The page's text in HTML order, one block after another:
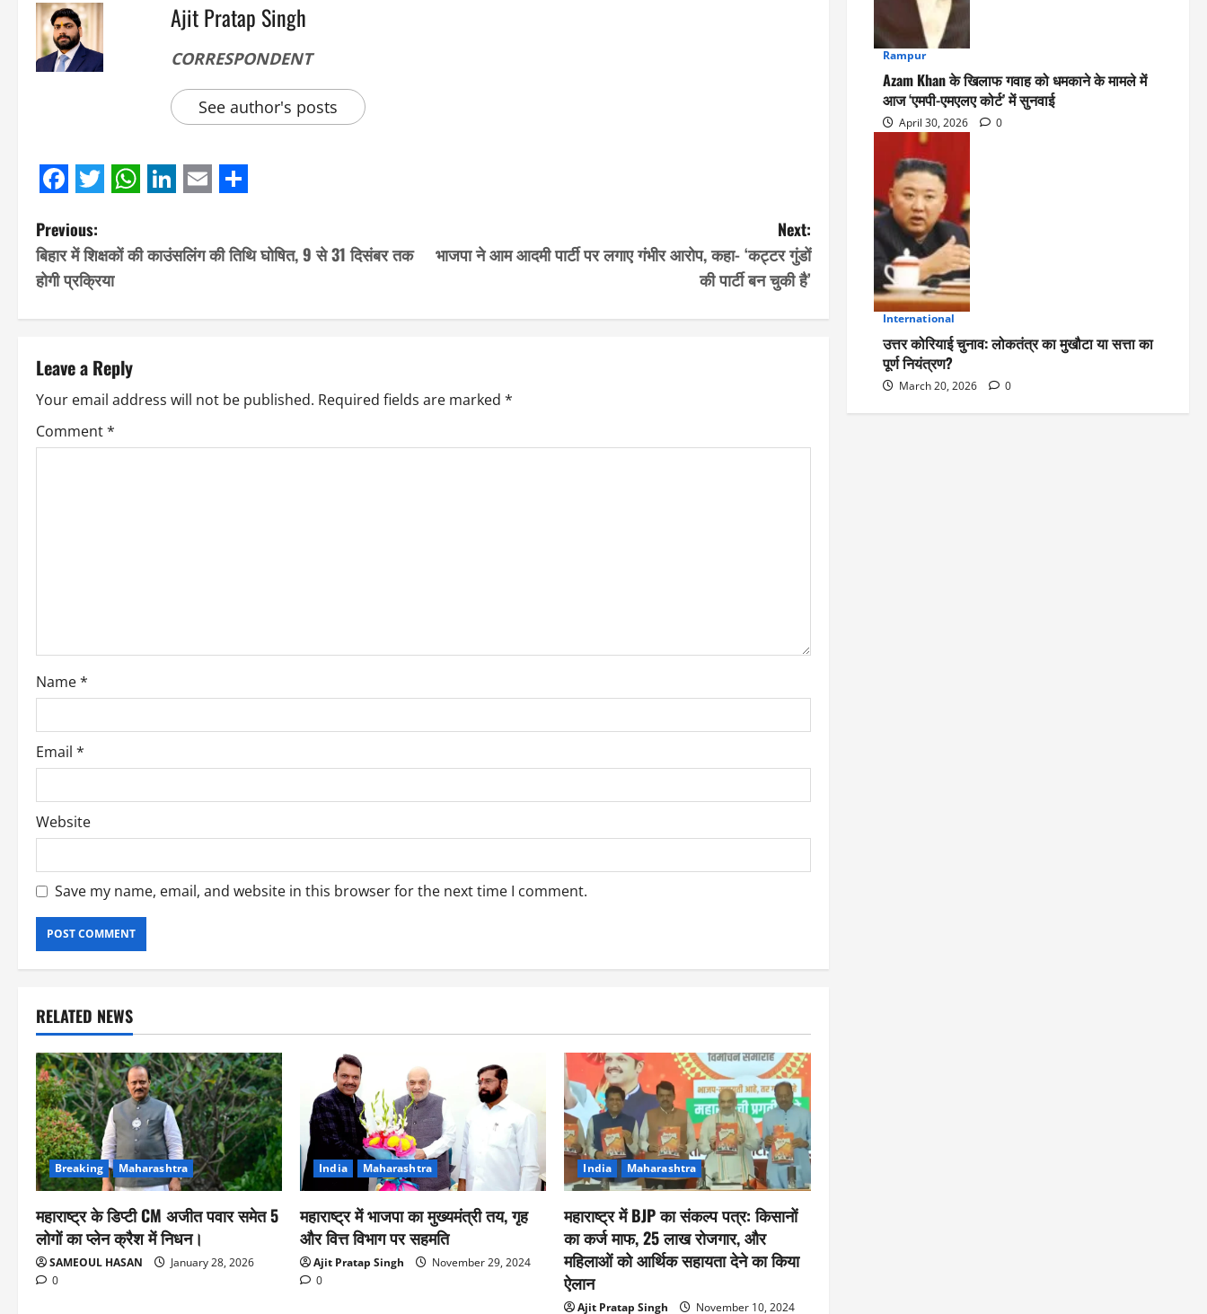
Ajit Pratap Singh
CORRESPONDENT
See author's posts
Facebook
Twitter
WhatsApp
LinkedIn
EmailShare
P
o
s
n
a
v
i
o
n
Previous:
बिहार में शिक्षकों की काउंसलिंग की तिथि घोषित, 9 से 31 दिसंबर तक
होगी प्रक्रिया
Next:
भाजपा ने आम आदमी पार्टी पर लगाए गंभीर आरोप, कहा- ‘कट्टर गुंडों
की पार्टी बन चुकी है’
Leave a Reply
Your email address will not be published. Required fields are marked *
Comment*
Name*
Email *
Website
Save my name, email, and website in this browser for the next time I comment.
RELATED NEWS
Breaking Maharashtra
महाराष्ट्र के डिप्टी CM अजीत पवार समेत 5
लोगों का प्लेन क्रैश में निधन।
SAMEOUL HASAN
January 28, 2026
0
India Maharashtra
महाराष्ट्र में भाजपा का मुख्यमंत्री तय, गृह
और वित्त विभाग पर सहमति
Ajit Pratap Singh
November 29, 2024
0
India Maharashtra
महाराष्ट्र में BJP का संकल्प पत्र: किसानों
का कर्ज माफ, 25 लाख रोजगार, और
महिलाओं को आर्थिक सहायता देने का किया
ऐलान
Ajit Pratap Singh November 10, 2024
Rampur
Azam Khan के खिलाफ गवाह को धमकाने के मामले में
आज ‘एमपी-एमएलए कोर्ट’ में सुनवाई
April 30, 2026 0
International
उत्तर कोरियाई चुनाव: लोकतंत्र का मुखौटा या सत्ता का
पूर्ण नियंत्रण?
March 20, 2026 0